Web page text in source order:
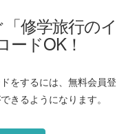
修学旅行のイ
ードOK！
をするには、無料会員登
きるようになります。